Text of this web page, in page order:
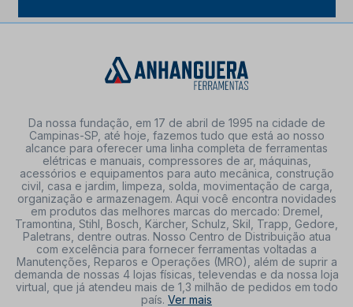
Da nossa fundação, em 17 de abril de 1995 na cidade de
Campinas-SP, até hoje, fazemos tudo que está ao nosso
alcance para oferecer uma linha completa de ferramentas
elétricas e manuais, compressores de ar, máquinas,
acessórios e equipamentos para auto mecânica, construção
civil, casa e jardim, limpeza, solda, movimentação de carga,
organização e armazenagem. Aqui você encontra novidades
em produtos das melhores marcas do mercado: Dremel,
Tramontina, Stihl, Bosch, Kärcher, Schulz, Skil, Trapp, Gedore,
Paletrans, dentre outras. Nosso Centro de Distribuição atua
com excelência para fornecer ferramentas voltadas a
Manutenções, Reparos e Operações (MRO), além de suprir a
demanda de nossas 4 lojas físicas, televendas e da nossa loja
virtual, que já atendeu mais de 1,3 milhão de pedidos em todo
país. Ver mais